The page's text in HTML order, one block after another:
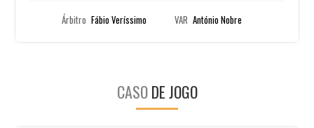
Árbitro Fábio Veríssimo VAR António Nobre
CASODE JOGO